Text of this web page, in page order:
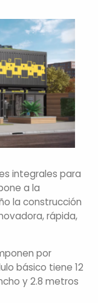
integrales para
a la
la construcción
rápida,
por
básico tiene 12
y 2.8 metros